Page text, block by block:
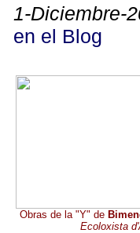
1-Diciembre-
en el Blog
Obras de la "Y" de
Ecoloxista